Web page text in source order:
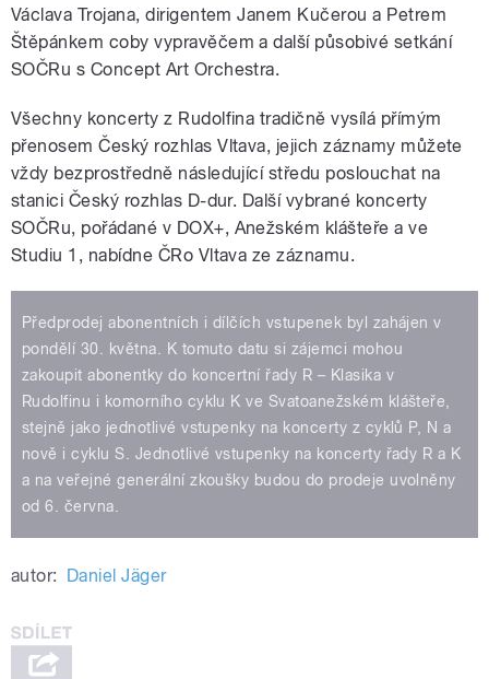
Václava Trojana, dirigentem Janem Kučerou a Petrem
Štěpánkem coby vypravěčem a další působivé setkání
SOČRu s Concept Art Orchestra.
Všechny koncerty z Rudolfina tradičně vysílá přímým
přenosem Český rozhlas Vltava, jejich záznamy můžete
vždy bezprostředně následující středu poslouchat na
stanici Český rozhlas D-dur. Další vybrané koncerty
SOČRu, pořádané v DOX+, Anežském klášteře a ve
Studiu 1, nabídne ČRo Vltava ze záznamu.
Předprodej abonentních i dílčích vstupenek byl zahájen v
pondělí 30. května. K tomuto datu si zájemci mohou
zakoupit abonentky do koncertní řady R – Klasika v
Rudolfinu i komorního cyklu K ve Svatoanežském klášteře,
stejně jako jednotlivé vstupenky na koncerty z cyklů P, N a
nově i cyklu S. Jednotlivé vstupenky na koncerty řady R a K
a na veřejné generální zkoušky budou do prodeje uvolněny
od 6. června.
autor: Daniel Jäger